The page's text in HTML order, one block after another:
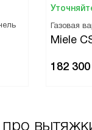
Газовая
Miele
182 300